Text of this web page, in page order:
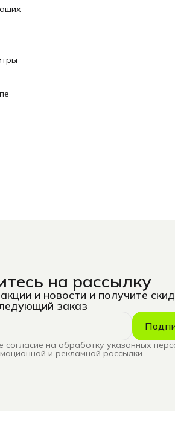
на рассылку
и новости и получите
заказ
согласие на обработку указанных
и рекламной рассылки